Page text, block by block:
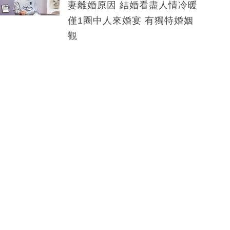
妻離婚原因 結婚看盡人情冷暖
僅1圈中人來婚宴 有獨特婚姻
觀